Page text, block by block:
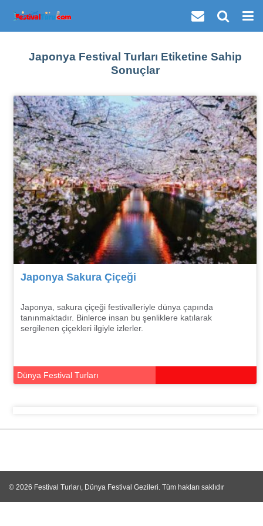
Japonya Festival Turları Etiketine Sahip
Sonuçlar
Japonya Sakura Çiçeği
Japonya, sakura çiçeği festivalleriyle dünya çapında
tanınmaktadır. Binlerce insan bu şenliklere katılarak
sergilenen çiçekleri ilgiyle izlerler.
Dünya Festival Turları
© 2026 Festival Turları, Dünya Festival Gezileri . Tüm hakları saklıdır